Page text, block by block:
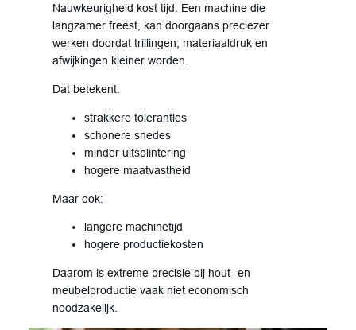
Nauwkeurigheid kost tijd. Een machine die
langzamer freest, kan doorgaans preciezer
werken doordat trillingen, materiaaldruk en
afwijkingen kleiner worden.
Dat betekent:
strakkere toleranties
schonere snedes
minder uitsplintering
hogere maatvastheid
Maar ook:
langere machinetijd
hogere productiekosten
Daarom is extreme precisie bij hout- en
meubelproductie vaak niet economisch
noodzakelijk.